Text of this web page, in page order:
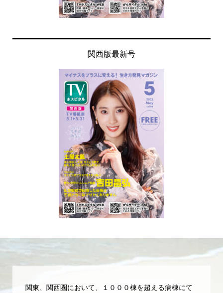
関西版最新号
関東、関西圏において、１０００棟を超える病棟にて